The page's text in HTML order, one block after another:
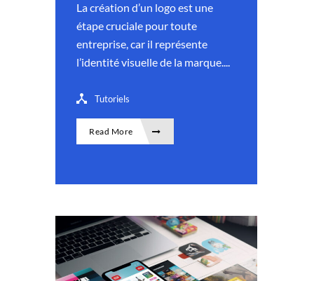
La création d’un logo est une
étape cruciale pour toute
entreprise, car il représente
l’identité visuelle de la marque....
Tutoriels
Read More